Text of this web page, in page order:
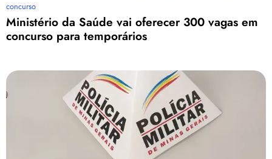
concurso
Ministério da Saúde vai oferecer 300 vagas em
concurso para temporários